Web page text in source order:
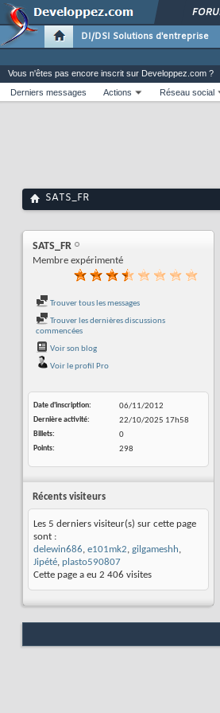
DI/DSI Solutions d'entreprise
Vous n'êtes pas encore inscrit sur Developpez.com ?
Derniers messages
Actions Réseau social
SATS_FR
SATS_FR
Membre expérimenté
Trouver tous les messages
Trouver les dernières discussions
commencées
Voir son blog
Voir le profil Pro
Date d'inscription
06/11/2012
Dernière activité
22/10/2025 17h58
Billets
0
Points
298
Récents visiteurs
Les 5 derniers visiteur(s) sur cette page
sont :
delewin686, e101mk2, gilgameshh,
Jipété, plasto590807
Cette page a eu 2 406 visites